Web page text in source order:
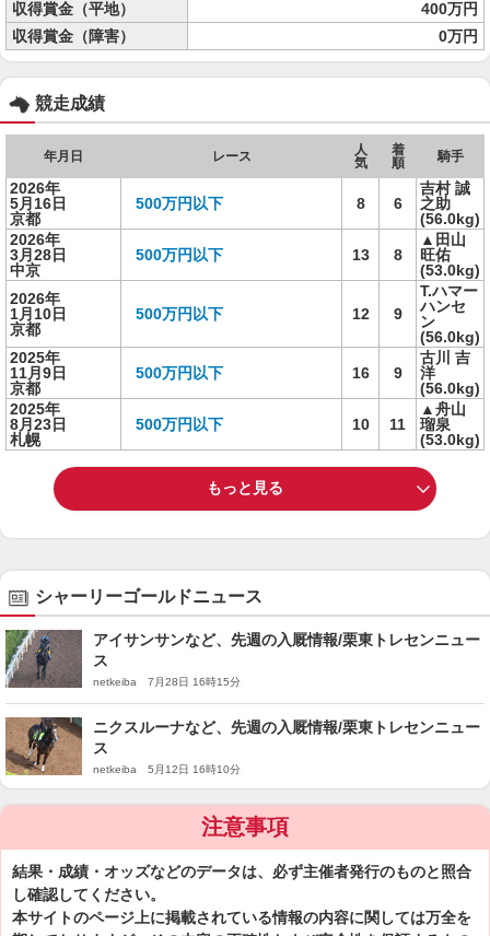
収得賞金（平地）
400万円
収得賞金（障害）
0万円
競走成績
年月日 レース
人
気
着
順
騎手
2026年
5月16日
京都
500万円以下 8 6
吉村 誠
之助
(56.0kg)
2026年
3月28日
中京
500万円以下 13 8
▲田山
旺佑
(53.0kg)
2026年
1月10日
京都
500万円以下 12 9
T.ハマー
ハンセ
ン
(56.0kg)
2025年
11月9日
京都
500万円以下 16 9
古川 吉
洋
(56.0kg)
2025年
8月23日
札幌
500万円以下 10 11
▲舟山
瑠泉
(53.0kg)
もっと見る
シャーリーゴールドニュース
アイサンサンなど、先週の入厩情報/栗東トレセンニュー
ス
netkeiba 7月28日 16時15分
ニクスルーナなど、先週の入厩情報/栗東トレセンニュー
ス
netkeiba 5月12日 16時10分
注意事項
結果・成績・オッズなどのデータは、必ず主催者発行のものと照合
し確認してください。
本サイトのページ上に掲載されている情報の内容に関しては万全を